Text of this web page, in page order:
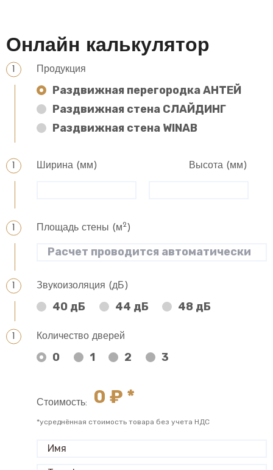
Онлайн калькулятор
Продукция
Раздвижная перегородка АНТЕЙ
Раздвижная стена СЛАЙДИНГ
Раздвижная стена WINAB
Ширина (мм) Высота (мм)
Площадь стены (м2)
Звукоизоляция (дБ)
40 дБ 44 дБ 48 дБ
Количество дверей
0 1 2 3
Стоимость: 0 ₽ *
*усреднённая стоимость товара без учета НДС